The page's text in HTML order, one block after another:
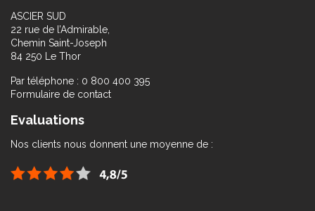
ASCIER SUD
22 rue de l’Admirable,
Chemin Saint-Joseph
84 250 Le Thor
Par téléphone : 0 800 400 395
Formulaire de contact
Evaluations
Nos clients nous donnent une moyenne de :